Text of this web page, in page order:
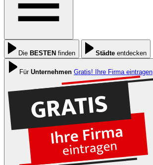
Die BESTEN finden Städte entdecken
Für Unternehmen Gratis! Ihre Firma eintragen